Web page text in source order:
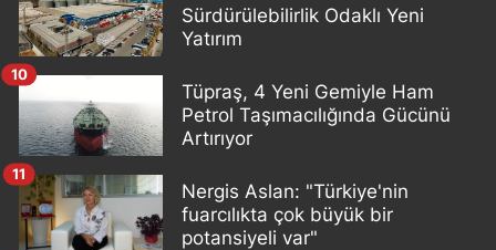
Sürdürülebilirlik Odaklı Yeni
Yatırım
Tüpraş, 4 Yeni Gemiyle Ham
Petrol Taşımacılığında Gücünü
Artırıyor
10
Nergis Aslan: "Türkiye'nin
fuarcılıkta çok büyük bir
potansiyeli var"
11